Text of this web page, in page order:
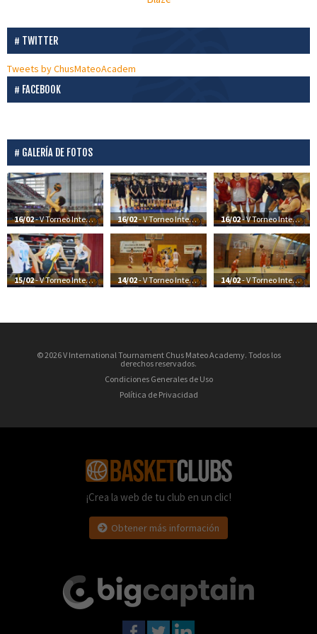
TWITTER
Tweets by ChusMateoAcadem
FACEBOOK
GALERÍA DE FOTOS
16/02- V Torneo Internacional Final U16M 16/02- V Torneo Internacional Final U14M 16/02- V Torneo Internacional Final U14 Fem
15/02- V Torneo Internacional CMA. 15/2 14/02- V Torneo Internacional CMA. 14/2 14/02- V Torneo Internacional CMA. 13/2
© 2026 V International Tournament Chus Mateo Academy. Todos los
derechos reservados.
Condiciones Generales de Uso
Política de Privacidad
¡Crea la web de tu club en un clic!
Obtener más información